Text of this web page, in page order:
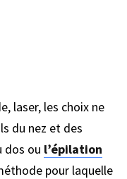
laser, les choix ne
du nez et des
dos ou l’épilation
pour laquelle